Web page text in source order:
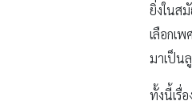
ยิ่งในส
เลือกเ
มาเป็น
ทั้งนี้เรื่